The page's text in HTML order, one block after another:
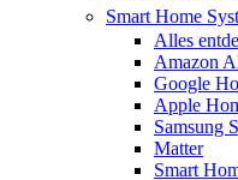
Smart Home
Alles
Amazon
Google
Apple
Samsung
Matter
Smart